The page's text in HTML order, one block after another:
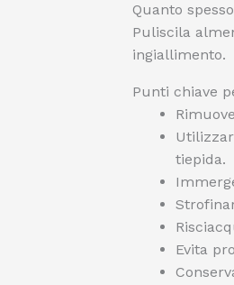
Quanto
Puliscila
ingiallimento.
Punti chiave
tiepida.
Evita